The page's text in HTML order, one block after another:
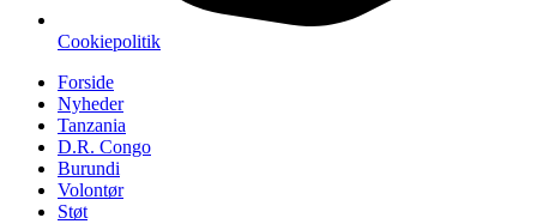
Cookiepolitik
Forside
Nyheder
Tanzania
D.R. Congo
Burundi
Volontør
Støt